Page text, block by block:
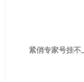
紧俏专家号挂不